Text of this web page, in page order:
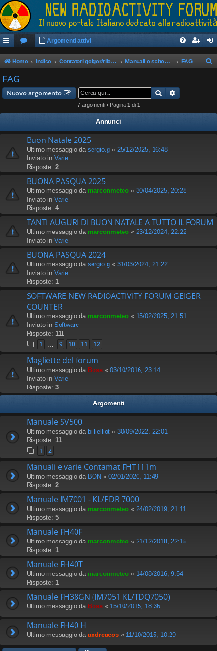
Argomenti attivi
Home Indice Contatori geiger/rilevatori di radioattività Manuali e schemi apparati FAG
FAG
Nuovo argomento Cerca
7 argomenti • Pagina 1 di 1
Annunci
Buon Natale 2025
Ultimo messaggio da sergio.g « 25/12/2025, 16:48
Inviato in Varie
Risposte: 2
BUONA PASQUA 2025
Ultimo messaggio da marconmeteo « 30/04/2025, 20:28
Inviato in Varie
Risposte: 4
TANTI AUGURI DI BUON NATALE A TUTTO IL FORUM
Ultimo messaggio da marconmeteo « 23/12/2024, 22:22
Inviato in Varie
BUONA PASQUA 2024
Ultimo messaggio da sergio.g « 31/03/2024, 21:22
Inviato in Varie
Risposte: 1
SOFTWARE NEW RADIOACTIVITY FORUM GEIGER
COUNTER
Ultimo messaggio da marconmeteo « 15/02/2025, 21:51
Inviato in Software
Risposte: 111
1 9 10 11 12
Magliette del forum
Ultimo messaggio da Boss « 03/10/2016, 23:14
Inviato in Varie
Risposte: 3
Argomenti
Manuale SV500
Ultimo messaggio da billielliot « 30/09/2022, 22:01
Risposte: 11
1 2
Manuali e varie Contamat FHT111m
Ultimo messaggio da BON « 02/01/2020, 11:49
Risposte: 2
Manuale IM7001 - KL/PDR 7000
Ultimo messaggio da marconmeteo « 24/02/2019, 21:11
Risposte: 5
Manuale FH40F
Ultimo messaggio da marconmeteo « 21/12/2018, 22:15
Risposte: 1
Manuale FH40T
Ultimo messaggio da marconmeteo « 14/08/2016, 9:54
Risposte: 1
Manuale FH38GN (IM7051 KL/TDQ7050)
Ultimo messaggio da Boss « 15/10/2015, 18:36
Manuale FH40 H
Ultimo messaggio da andreacos « 11/10/2015, 10:29